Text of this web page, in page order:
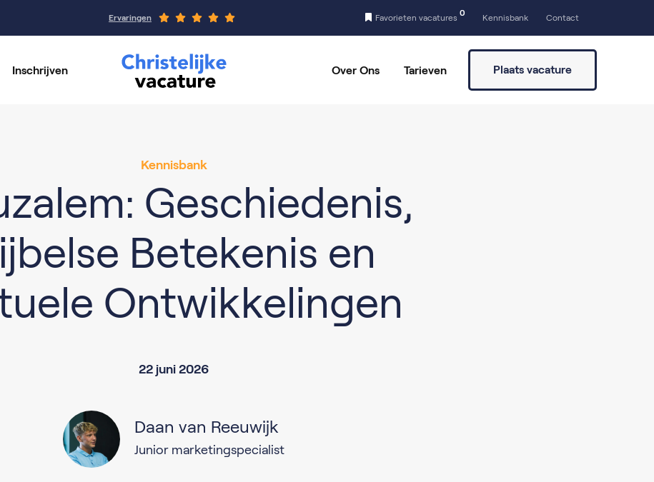
Ervaringen Favorieten vacatures
0
Kennisbank Contact
Inschrijven Over Ons Tarieven Plaats vacature
Kennisbank
Geschiedenis,
Betekenis en
Ontwikkelingen
22 juni 2026
Daan van Reeuwijk
Junior marketingspecialist